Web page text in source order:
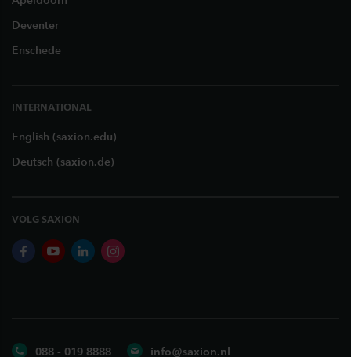
Deventer
Enschede
INTERNATIONAL
English (saxion.edu)
Deutsch (saxion.de)
VOLG SAXION
facebookyoutubelinkedininstagram
088 - 019 8888 info@saxion.nl